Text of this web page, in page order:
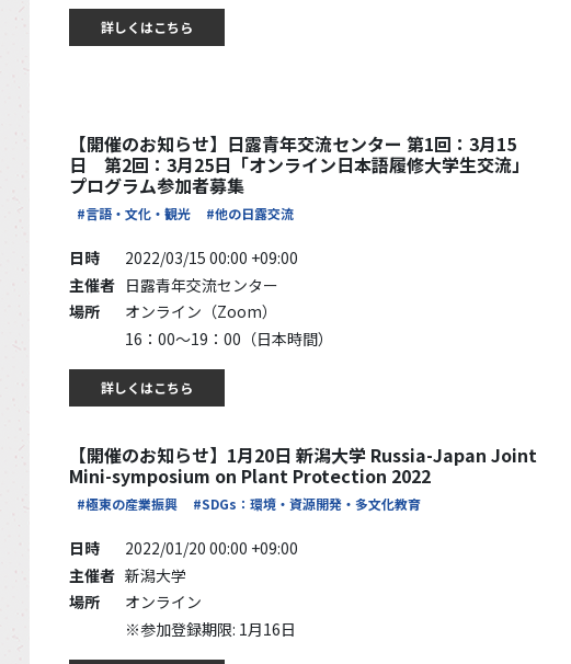
詳しくはこちら
【開催のお知らせ】日露青年交流センター 第1回：3月15
日 第2回：3月25日「オンライン日本語履修大学生交流」
プログラム参加者募集
#言語・文化・観光 #他の日露交流
日時
2022/03/15 00:00 +09:00
主催者 日露青年交流センター
場所
オンライン（Zoom）
16：00～19：00（日本時間）
詳しくはこちら
【開催のお知らせ】1月20日 新潟大学 Russia-Japan Joint
Mini-symposium on Plant Protection 2022
#極東の産業振興 #SDGs：環境・資源開発・多文化教育
日時
2022/01/20 00:00 +09:00
主催者 新潟大学
場所
オンライン
※参加登録期限: 1月16日